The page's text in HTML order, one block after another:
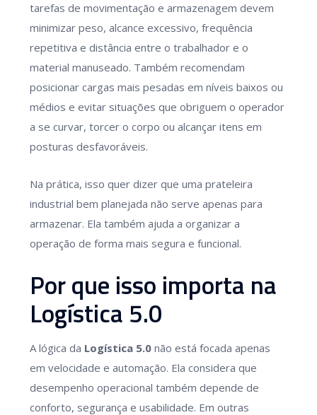
tarefas de movimentação e armazenagem devem
minimizar peso, alcance excessivo, frequência
repetitiva e distância entre o trabalhador e o
material manuseado. Também recomendam
posicionar cargas mais pesadas em níveis baixos ou
médios e evitar situações que obriguem o operador
a se curvar, torcer o corpo ou alcançar itens em
posturas desfavoráveis.
Na prática, isso quer dizer que uma prateleira
industrial bem planejada não serve apenas para
armazenar. Ela também ajuda a organizar a
operação de forma mais segura e funcional.
Por que isso importa na
Logística 5.0
A lógica da Logística 5.0 não está focada apenas
em velocidade e automação. Ela considera que
desempenho operacional também depende de
conforto, segurança e usabilidade. Em outras